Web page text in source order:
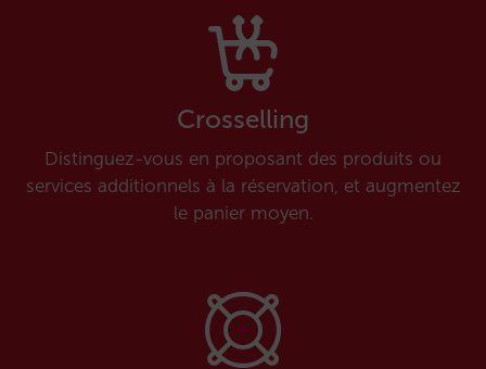
Crosselling
Distinguez-vous en proposant des produits ou
services additionnels à la réservation, et augmentez
le panier moyen.